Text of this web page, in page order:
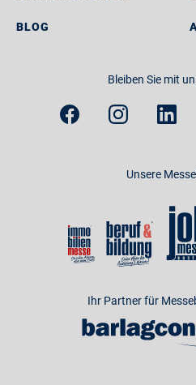
BLOG
Bleiben Sie mit
Unsere
Ihr Partner für